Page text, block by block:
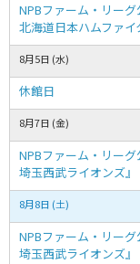
NPBファーム・リー
北海道日本ハムファイ
8月5日 (水)
休館日
8月7日 (金)
NPBファーム・リー
埼玉西武ライオンズ』
8月8日 (土)
NPBファーム・リー
埼玉西武ライオンズ』